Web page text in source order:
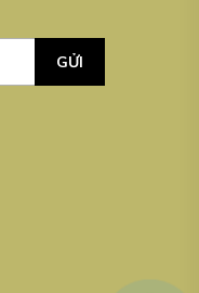
GỬI